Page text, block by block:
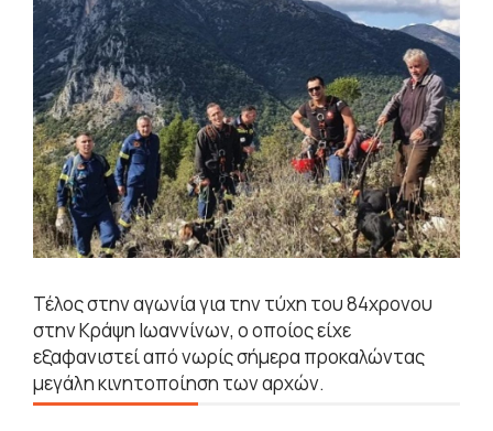
Τέλος στην αγωνία για την τύχη του 84χρονου
στην Κράψη Ιωαννίνων, ο οποίος είχε
εξαφανιστεί από νωρίς σήμερα προκαλώντας
μεγάλη κινητοποίηση των αρχών.